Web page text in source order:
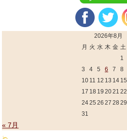
2026年8月
月 火 水 木 金 土
1
3
4 5 6 7 8
10 11 12 13 14 15
17 18 19 2021 22
2425 26 27 28 29
31
« 7月